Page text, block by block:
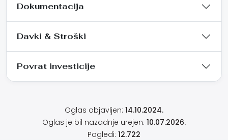
Dokumentacija
Davki & Stroški
Povrat investicije
Oglas objavljen: 14.10.2024.
Oglas je bil nazadnje urejen: 10.07.2026.
Pogledi: 12.722